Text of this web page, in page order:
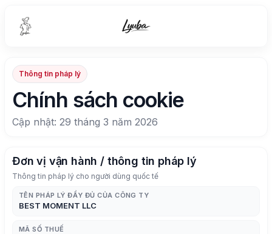
Thông tin pháp lý
Chính sách cookie
Cập nhật: 29 tháng 3 năm 2026
Đơn vị vận hành / thông tin pháp lý
Thông tin pháp lý cho người dùng quốc tế
TÊN PHÁP LÝ ĐẦY ĐỦ CỦA CÔNG TY
BEST MOMENT LLC
MÃ SỐ THUẾ